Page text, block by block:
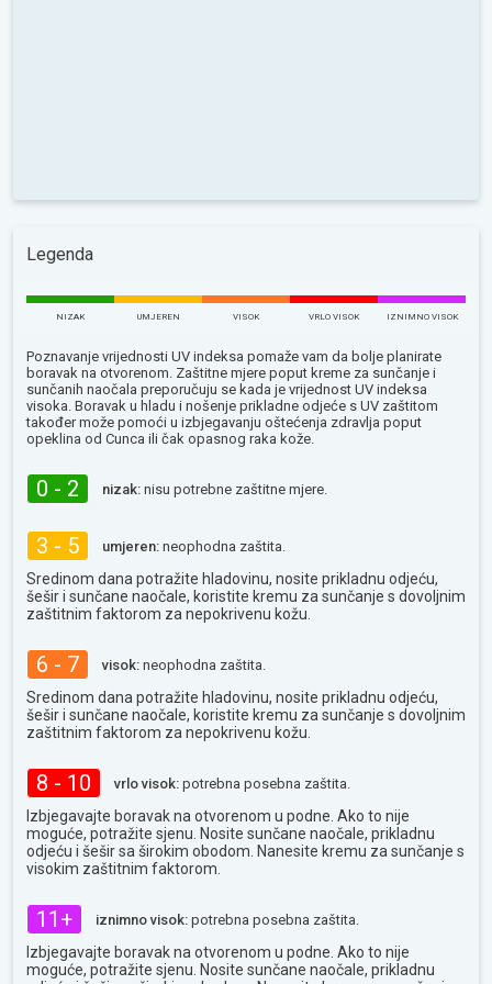
Legenda
NIZAK UMJEREN VISOK VRLO VISOK IZNIMNO VISOK
Poznavanje vrijednosti UV indeksa pomaže vam da bolje planirate
boravak na otvorenom. Zaštitne mjere poput kreme za sunčanje i
sunčanih naočala preporučuju se kada je vrijednost UV indeksa
visoka. Boravak u hladu i nošenje prikladne odjeće s UV zaštitom
također može pomoći u izbjegavanju oštećenja zdravlja poput
opeklina od Сunca ili čak opasnog raka kože.
0 - 2 nizak: nisu potrebne zaštitne mjere.
3 - 5 umjeren: neophodna zaštita.
Sredinom dana potražite hladovinu, nosite prikladnu odjeću,
šešir i sunčane naočale, koristite kremu za sunčanje s dovoljnim
zaštitnim faktorom za nepokrivenu kožu.
6 - 7 visok: neophodna zaštita.
Sredinom dana potražite hladovinu, nosite prikladnu odjeću,
šešir i sunčane naočale, koristite kremu za sunčanje s dovoljnim
zaštitnim faktorom za nepokrivenu kožu.
8 - 10 vrlo visok: potrebna posebna zaštita.
Izbjegavajte boravak na otvorenom u podne. Ako to nije
moguće, potražite sjenu. Nosite sunčane naočale, prikladnu
odjeću i šešir sa širokim obodom. Nanesite kremu za sunčanje s
visokim zaštitnim faktorom.
11+ iznimno visok: potrebna posebna zaštita.
Izbjegavajte boravak na otvorenom u podne. Ako to nije
moguće, potražite sjenu. Nosite sunčane naočale, prikladnu